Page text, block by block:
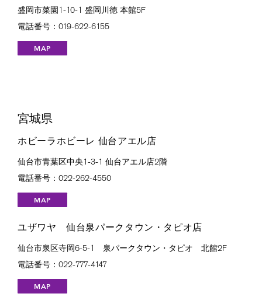
盛岡市菜園1-10-1 盛岡川徳 本館5F
電話番号：019-622-6155
MAP
宮城県
ホビーラホビーレ 仙台アエル店
仙台市青葉区中央1-3-1 仙台アエル店2階
電話番号：022-262-4550
MAP
ユザワヤ 仙台泉パークタウン・タピオ店
仙台市泉区寺岡6-5-1 泉パークタウン・タピオ 北館2F
電話番号：022-777-4147
MAP